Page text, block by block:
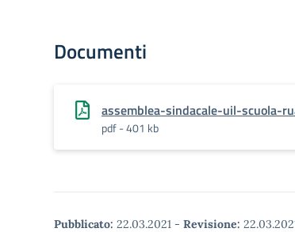
Documenti
assemblea-sindacale-uil-scuola-
pdf - 401 kb
Pubblicato: 22.03.2021 - Revisione: